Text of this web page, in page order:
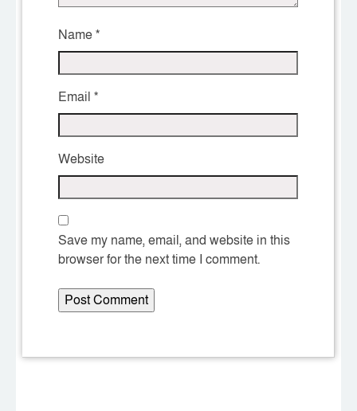
Name*
Email *
Website
Save my name, email, and website in this
browser for the next time I comment.